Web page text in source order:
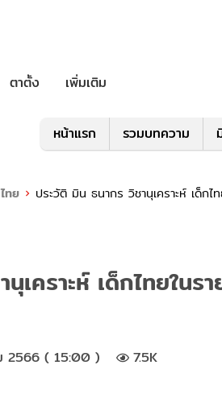
ตาตั้ง เพิ่มเติม
หน้าแรก รวมบทความ
ไทย ประวัติ มิน ธนากร วิชานุเคราะห์ เด็กไ
เคราะห์ เด็กไทยในร
2566 ( 15:00 ) 7.5K